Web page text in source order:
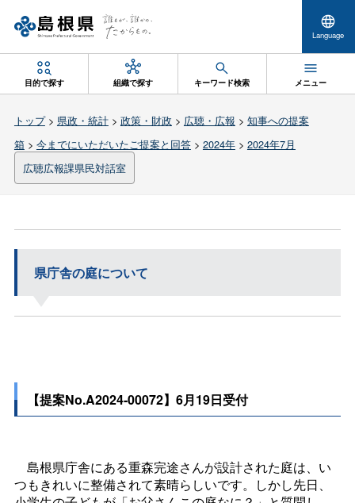
Language
目的で探す 組織で探す キーワード検索 メニュー
トップ> 県政・統計> 政策・財政 > 広聴・広報 > 知事への提案
箱> 今までにいただいたご提案と回答> 2024年> 2024年7月
広聴広報課県民対話室
県庁舎の庭について
【提案No.A2024-00072】6月19日受付
島根県庁舎にある重森完途さんが設計された庭は、い
つもきれいに整備されて素晴らしいです。しかし先日、